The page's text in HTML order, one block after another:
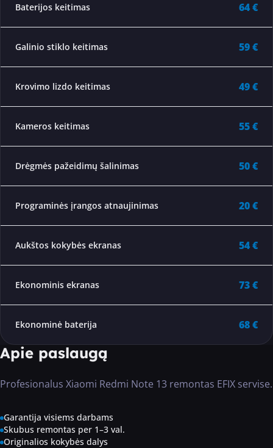
Baterijos keitimas 64 €
Galinio stiklo keitimas 59 €
Krovimo lizdo keitimas 49 €
Kameros keitimas 55 €
Drėgmės pažeidimų šalinimas 50 €
Programinės įrangos atnaujinimas 20 €
Aukštos kokybės ekranas 54 €
Ekonominis ekranas 73 €
Ekonominė baterija 68 €
Apie paslaugą
Profesionalus Xiaomi Redmi Note 13 remontas EFIX servise.
Garantija visiems darbams
Skubus remontas per 1–3 val.
Originalios kokybės dalys